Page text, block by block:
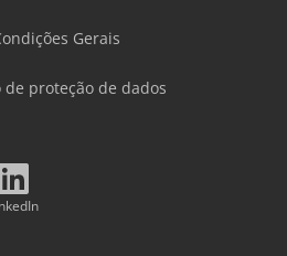
Gerais
de proteção de dados